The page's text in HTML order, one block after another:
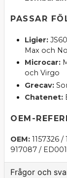
PASSAR
Ligier:
Max och
Microcar:
och Virgo
Grecav:
Chatenet:
OEM-
OEM: 1157326 /
917087 /
Frågor och